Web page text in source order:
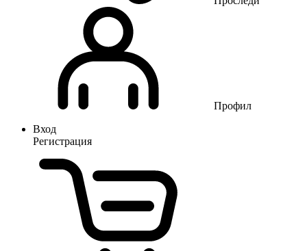
Профил
Вход
Регистрация